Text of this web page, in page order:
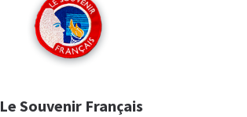
Le Souvenir Français